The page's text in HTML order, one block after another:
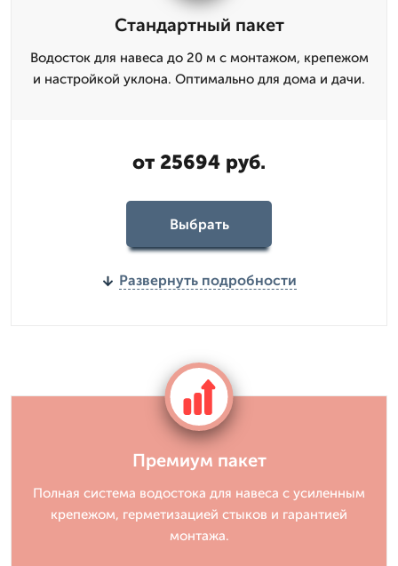
Стандартный пакет
Водосток для навеса до 20 м с монтажом, крепежом
и настройкой уклона. Оптимально для дома и дачи.
от 25694 руб.
Выбрать
Развернуть подробности
Премиум пакет
Полная система водостока для навеса с усиленным
крепежом, герметизацией стыков и гарантией
монтажа.